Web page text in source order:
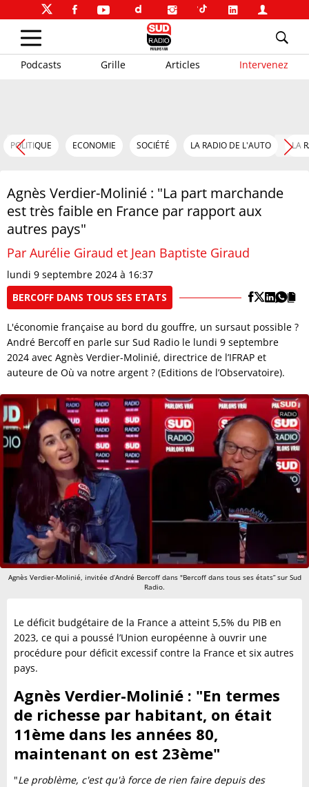
Podcasts Grille Articles Intervenez
POLITIQUE ECONOMIE SOCIÉTÉ LA RADIO DE L'AUTO LA
Agnès Verdier-Molinié : "La part marchande
est très faible en France par rapport aux
autres pays"
Par Aurélie Giraud et Jean Baptiste Giraud
lundi 9 septembre 2024 à 16:37
BERCOFF DANS TOUS SES ETATS
L'économie française au bord du gouffre, un sursaut possible ?
André Bercoff en parle sur Sud Radio le lundi 9 septembre
2024 avec Agnès Verdier-Molinié, directrice de l’IFRAP et
auteure de Où va notre argent ? (Editions de l’Observatoire).
Agnès Verdier-Molinié, invitée d’André Bercoff dans "Bercoff dans tous ses états” sur Sud
Radio.
Le déficit budgétaire de la France a atteint 5,5% du PIB en
2023, ce qui a poussé l’Union européenne à ouvrir une
procédure pour déficit excessif contre la France et six autres
pays.
Agnès Verdier-Molinié : "En termes
de richesse par habitant, on était
11ème dans les années 80,
maintenant on est 23ème"
"Le problème, c'est qu'à force de rien faire depuis des